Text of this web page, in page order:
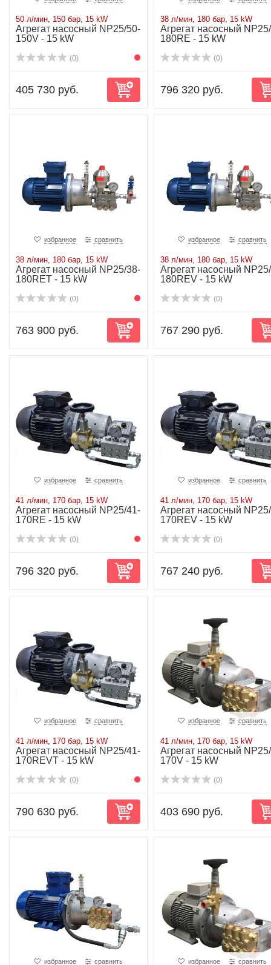
50 л/мин, 150 бар, 15 kW
Агрегат насосный NP25/50-
150V - 15 kW
(0)
405 730 руб.
38 л/мин, 180 бар, 15 kW
Агрегат насосный
180RE - 15 kW
(0)
796 320 руб.
избранное сравнить
38 л/мин, 180 бар, 15 kW
Агрегат насосный NP25/38-
180RET - 15 kW
(0)
763 900 руб.
избранное сравнить
38 л/мин, 180 бар, 15 kW
Агрегат насосный
180REV - 15 kW
(0)
767 290 руб.
избранное сравнить
41 л/мин, 170 бар, 15 kW
Агрегат насосный NP25/41-
170RE - 15 kW
(0)
796 320 руб.
избранное сравнить
41 л/мин, 170 бар, 15 kW
Агрегат насосный
170REV - 15 kW
(0)
767 240 руб.
избранное сравнить
41 л/мин, 170 бар, 15 kW
Агрегат насосный NP25/41-
170REVT - 15 kW
(0)
790 630 руб.
избранное сравнить
41 л/мин, 170 бар, 15 kW
Агрегат насосный
170V - 15 kW
(0)
403 690 руб.
избранное сравнить избранное сравнить